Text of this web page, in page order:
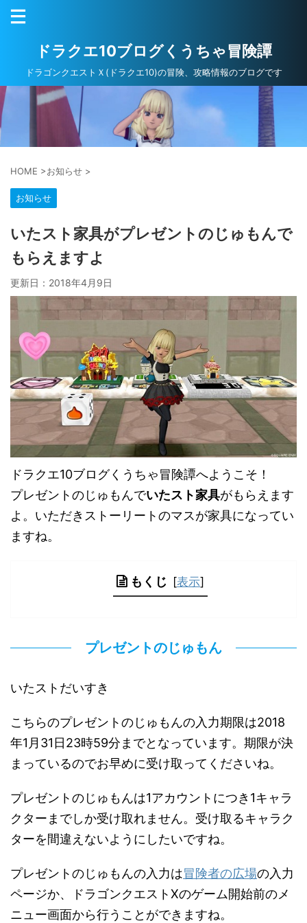
ドラクエ10ブログくうちゃ冒険譚
ドラゴンクエストＸ(ドラクエ10)の冒険、攻略情報のブログです
HOME >お知らせ >
お知らせ
いたスト家具がプレゼントのじゅもんで
もらえますよ
更新日： 2018年4月9日
ドラクエ10ブログくうちゃ冒険譚へようこそ！
プレゼントのじゅもんでいたスト家具がもらえます
よ。いただきストーリートのマスが家具になってい
ますね。
もくじ [表示]
プレゼントのじゅもん
いたストだいすき
こちらのプレゼントのじゅもんの入力期限は2018
年1月31日23時59分までとなっています。期限が決
まっているのでお早めに受け取ってくださいね。
プレゼントのじゅもんは1アカウントにつき1キャラ
クターまでしか受け取れません。受け取るキャラク
ターを間違えないようにしたいですね。
プレゼントのじゅもんの入力は冒険者の広場の入力
ページか、ドラゴンクエストXのゲーム開始前のメ
ニュー画面から行うことができますね。